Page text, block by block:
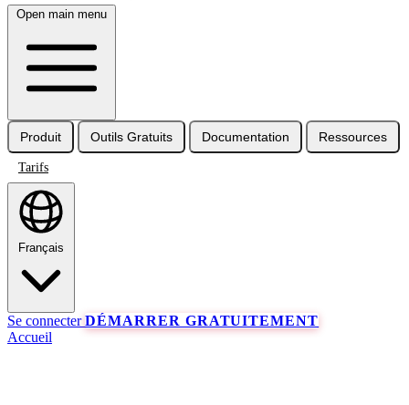
Open main menu
Produit Outils Gratuits Documentation Ressources
Tarifs
Français
Se connecterDÉMARRER GRATUITEMENT
Accueil